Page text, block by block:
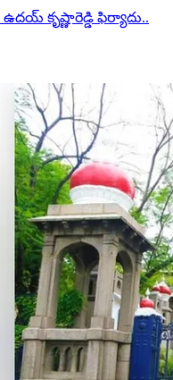
కృష్ణారెడ్డి ఫిర్యాదు..